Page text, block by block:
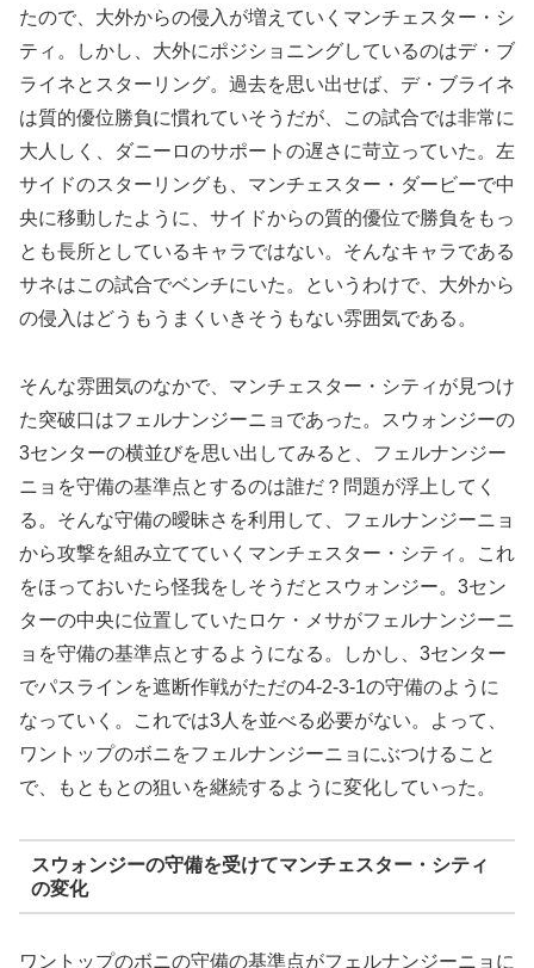
たので、大外からの侵入が増えていくマンチェスター・シ
ティ。しかし、大外にポジショニングしているのはデ・ブ
ライネとスターリング。過去を思い出せば、デ・ブライネ
は質的優位勝負に慣れていそうだが、この試合では非常に
大人しく、ダニーロのサポートの遅さに苛立っていた。左
サイドのスターリングも、マンチェスター・ダービーで中
央に移動したように、サイドからの質的優位で勝負をもっ
とも長所としているキャラではない。そんなキャラである
サネはこの試合でベンチにいた。というわけで、大外から
の侵入はどうもうまくいきそうもない雰囲気である。
そんな雰囲気のなかで、マンチェスター・シティが見つけ
た突破口はフェルナンジーニョであった。スウォンジーの
3センターの横並びを思い出してみると、フェルナンジー
ニョを守備の基準点とするのは誰だ？問題が浮上してく
る。そんな守備の曖昧さを利用して、フェルナンジーニョ
から攻撃を組み立てていくマンチェスター・シティ。これ
をほっておいたら怪我をしそうだとスウォンジー。3セン
ターの中央に位置していたロケ・メサがフェルナンジーニ
ョを守備の基準点とするようになる。しかし、3センター
でパスラインを遮断作戦がただの4-2-3-1の守備のように
なっていく。これでは3人を並べる必要がない。よって、
ワントップのボニをフェルナンジーニョにぶつけること
で、もともとの狙いを継続するように変化していった。
スウォンジーの守備を受けてマンチェスター・シティ
の変化
ワントップのボニの守備の基準点がフェルナンジーニョに